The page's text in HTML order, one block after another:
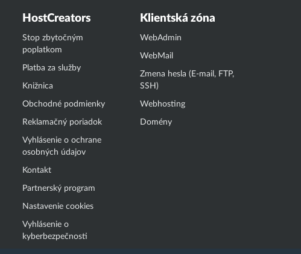
HostCreators
Stop zbytočným
poplatkom
Platba za služby
Knižnica
Obchodné podmienky
Reklamačný poriadok
Vyhlásenie o ochrane
osobných údajov
Kontakt
Partnerský program
Nastavenie cookies
Vyhlásenie o
kyberbezpečnosti
Klientská zóna
WebAdmin
WebMail
Zmena hesla (E-mail, FTP,
SSH)
Webhosting
Domény